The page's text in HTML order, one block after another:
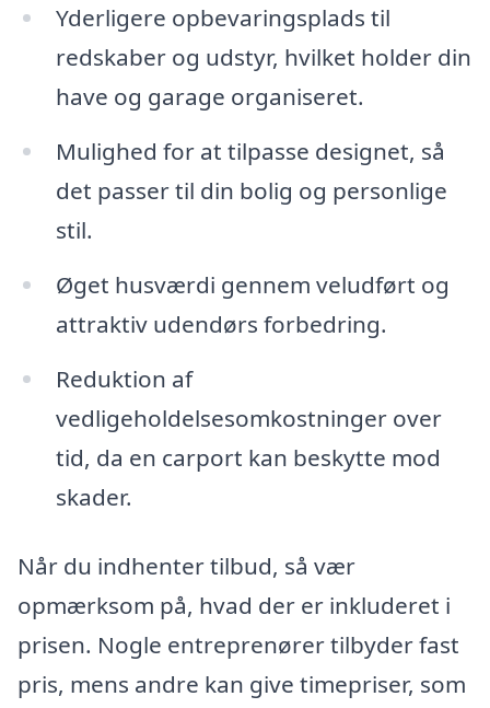
Yderligere opbevaringsplads til
redskaber og udstyr, hvilket holder din
have og garage organiseret.
Mulighed for at tilpasse designet, så
det passer til din bolig og personlige
stil.
Øget husværdi gennem veludført og
attraktiv udendørs forbedring.
Reduktion af
vedligeholdelsesomkostninger over
tid, da en carport kan beskytte mod
skader.
Når du indhenter tilbud, så vær
opmærksom på, hvad der er inkluderet i
prisen. Nogle entreprenører tilbyder fast
pris, mens andre kan give timepriser, som